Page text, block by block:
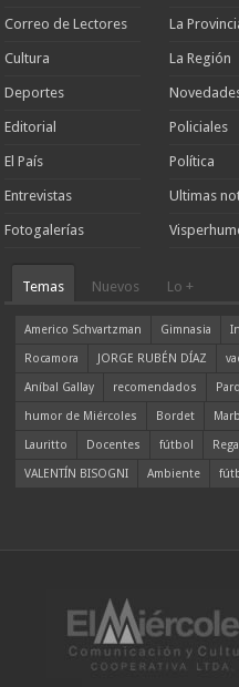
Correo de Lectores
Cultura
Deportes
Editorial
El País
Entrevistas
Fotogalerías
La
La Región
Policiales
Política
Ultimas
Temas Nuevos Lo +
Americo Schvartzman Gimnasia
Rocamora
JORGE RUBÉN DÍAZ
Aníbal Gallay
recomendados
humor de Miércoles
Bordet
Lauritto
Docentes fútbol
VALENTÍN BISOGNI
Ambiente